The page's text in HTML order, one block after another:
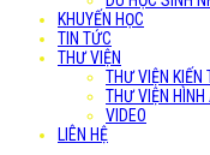
KHUYẾN HỌC
TIN TỨC
THƯ VIỆN
THƯ VIỆN KIẾN
THƯ VIỆN HÌNH
VIDEO
LIÊN HỆ